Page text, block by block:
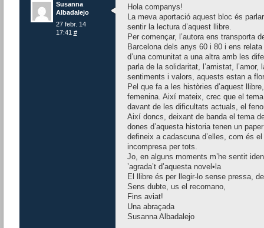
Susanna
Albadalejo
27 febr. 14
17:41 #
Hola companys!
La meva aportació aquest bloc és
sentir la lectura d’aquest llibre.
Per començar, l’autora ens transporta
Barcelona dels anys 60 i 80 i ens
d’una comunitat a una altra amb les
parla de la solidaritat, l’amistat,
sentiments i valors, aquests estan a
Pel que fa a les històries d’aquest
femenina. Així mateix, crec que el
davant de les dificultats actuals, el
Així doncs, deixant de banda el tema
dones d’aquesta historia tenen un
defineix a cadascuna d’elles, com és
incompresa per tots.
Jo, en alguns moments m’he sentit
’agrada’t d’aquesta novel•la
El llibre és per llegir-lo sense pressa,
Sens dubte, us el recomano,
Fins aviat!
Una abraçada
Susanna Albadalejo